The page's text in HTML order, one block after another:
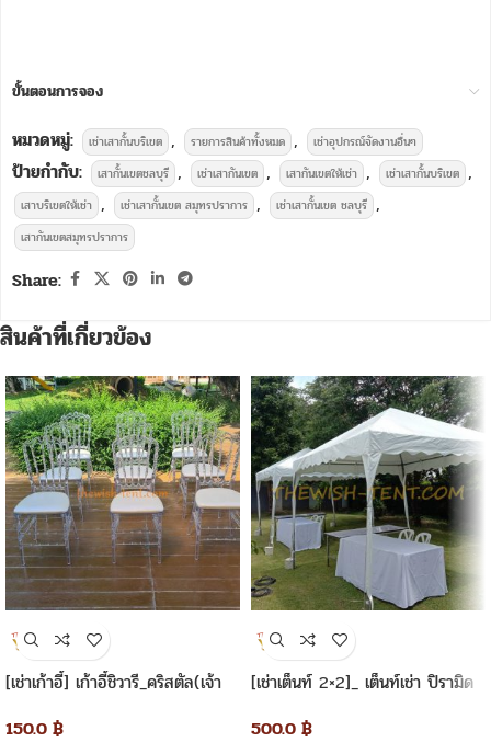
ขั้นตอนการจอง
หมวดหมู่: เช่าเสากั้นบริเขต , รายการสินค้าทั้งหมด , เช่าอุปกรณ์จัดงานอื่นๆ
ป้ายกำกับ: เสากั้นเขตชลบุรี , เช่าเสากันเขต , เสากันเขตให้เช่า , เช่าเสากั้นบริเขต ,
เสาบริเขตให้เช่า , เช่าเสากั้นเขต สมุทรปราการ , เช่าเสากั้นเขต ชลบุรี ,
เสากันเขตสมุทรปราการ
Share:
สินค้าที่เกี่ยวข้อง
[เช่าเก้าอี้] เก้าอี้ชิวารี_คริสตัล(เจ้า
150.0 ฿
[เช่าเต็นท์ 2×2]_ เต็นท์เช่า ปิรามิด
500.0 ฿